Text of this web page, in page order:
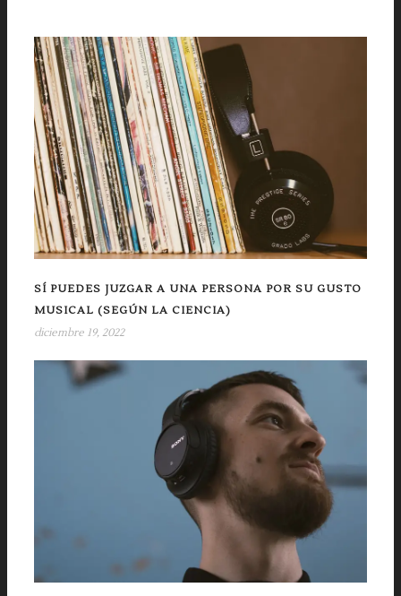
SÍ PUEDES JUZGAR A UNA PERSONA POR SU GUSTO
MUSICAL (SEGÚN LA CIENCIA)
diciembre 19, 2022